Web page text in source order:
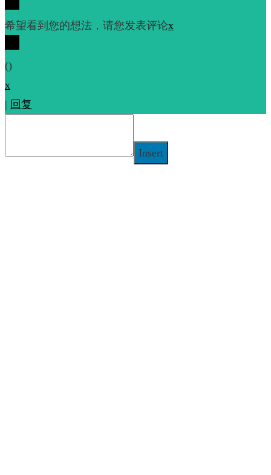
希望看到您的想法，请您发表评论x
()
x
| 回复
Insert